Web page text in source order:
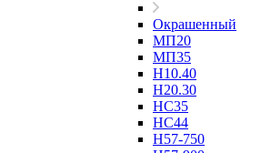
Окрашенный
МП20
МП35
Н10.40
Н20.30
НС35
НС44
Н57-750